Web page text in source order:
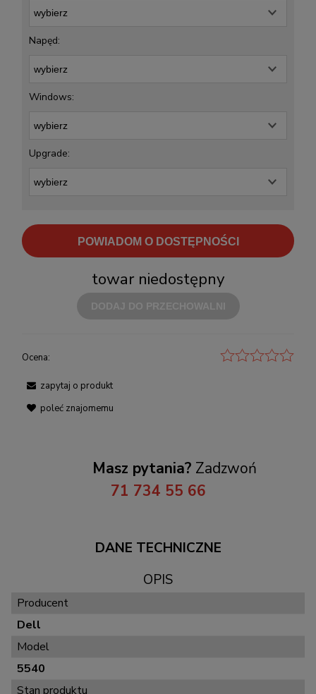
Napęd:
Windows:
Upgrade:
POWIADOM O DOSTĘPNOŚCI
towar niedostępny
Ocena:
zapytaj o produkt
poleć znajomemu
Masz pytania? Zadzwoń
71 734 55 66
DANE TECHNICZNE
OPIS
Producent
Dell
Model
5540
Stan produktu